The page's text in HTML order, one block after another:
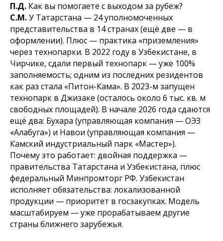
П.Д. Как вы помогаете с выходом за рубеж?
С.М.У Татарстана — 24 уполномоченных
представительства в 14 странах (ещё две — в
оформлении). Плюс — практика «приземления»
через технопарки. В 2022 году в Узбекистане, в
Чирчике, сдали первый технопарк — уже 100%
заполняемость; одним из последних резидентов
как раз стала «Питон-Кама». В 2023-м запущен
технопарк в Джизаке (осталось около 6 тыс. кв. м
свободных площадей). В начале 2026 года сдаются
ещё два: Бухара (управляющая компания — ОЭЗ
«Алабуга») и Навои (управляющая компания —
Камский индустриальный парк «Мастер»).
Почему это работает: двойная поддержка —
правительства Татарстана и Узбекистана, плюс
федеральный Минпромторг РФ. Узбекистан
исполняет обязательства: локализованной
продукции — приоритет в госзакупках. Модель
масштабируем — уже прорабатываем другие
страны ближнего зарубежья.